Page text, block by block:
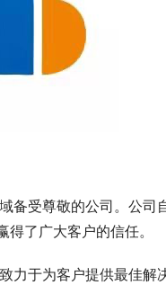
备受尊敬的公司。公司
了广大客户的信任。
力于为客户提供最佳解